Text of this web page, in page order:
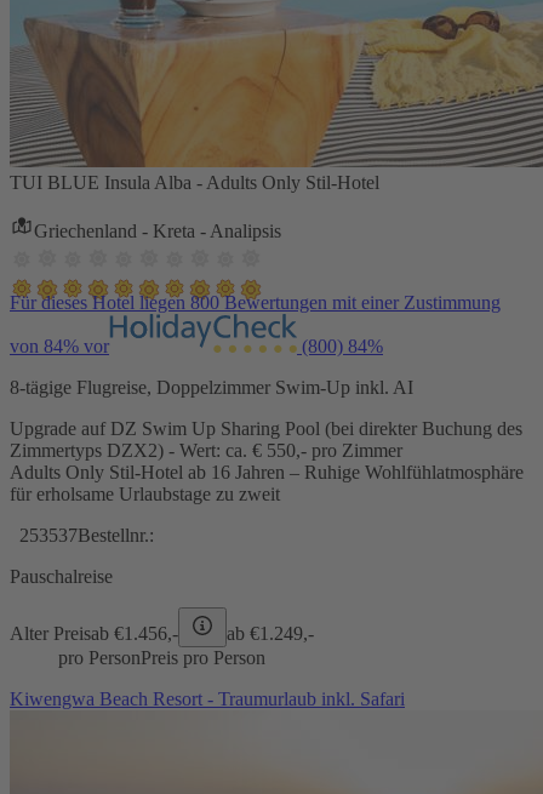
TUI BLUE Insula Alba - Adults Only Stil-Hotel
Griechenland - Kreta - Analipsis
Für dieses Hotel liegen 800 Bewertungen mit einer Zustimmung
von 84% vor (800) 84%
8-tägige Flugreise, Doppelzimmer Swim-Up inkl. AI
Upgrade auf DZ Swim Up Sharing Pool (bei direkter Buchung des
Zimmertyps DZX2) - Wert: ca. € 550,- pro Zimmer
Adults Only Stil-Hotel ab 16 Jahren – Ruhige Wohlfühlatmosphäre
für erholsame Urlaubstage zu zweit
253537Bestellnr.:
Pauschalreise
Alter Preisab €1.456,- ab €1.249,-
pro PersonPreis pro Person
Kiwengwa Beach Resort - Traumurlaub inkl. Safari